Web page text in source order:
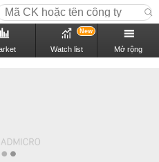
Watch list
New
Mở rộng